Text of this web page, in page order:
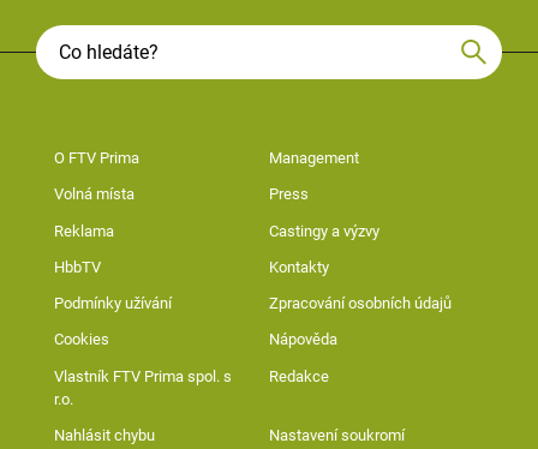
O FTV Prima Management
Volná místa Press
Reklama Castingy a výzvy
HbbTV Kontakty
Podmínky užívání Zpracování osobních údajů
Cookies Nápověda
Vlastník FTV Prima spol. s
r.o.
Redakce
Nahlásit chybu Nastavení soukromí